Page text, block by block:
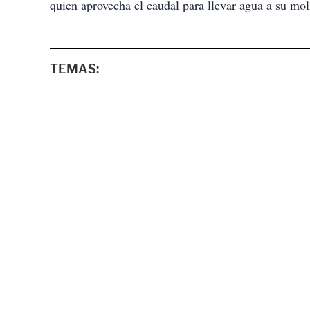
quien aprovecha el caudal para llevar agua a su
TEMAS: